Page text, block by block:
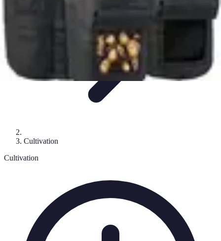
Cultivation
Cultivation